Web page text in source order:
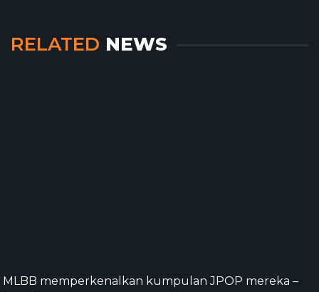
RELATED NEWS
MLBB memperkenalkan kumpulan JPOP mereka –